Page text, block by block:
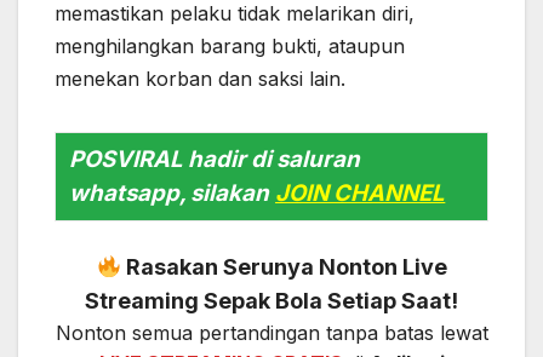
memastikan pelaku tidak melarikan diri,
menghilangkan barang bukti, ataupun
menekan korban dan saksi lain.
POSVIRAL hadir di saluran
whatsapp, silakan JOIN CHANNEL
Rasakan Serunya Nonton Live
Streaming Sepak Bola Setiap Saat!
Nonton semua pertandingan tanpa batas lewat